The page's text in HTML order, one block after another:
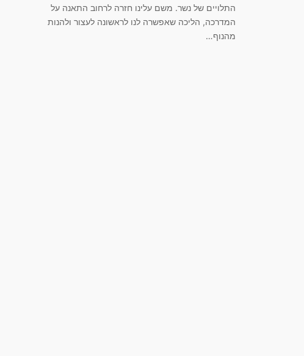
התלויים של נשר. משם עלינו חזרה לרחוב התאנה על
המדרכה, הליכה שאפשרה לנו לראשונה לעצור ולהנות
מהנוף…